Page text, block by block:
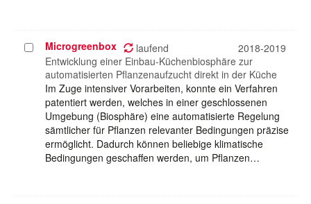
Projekt
auswählen
Microgreenbox laufend
2018-2019
Entwicklung einer Einbau-Küchenbiosphäre zur
automatisierten Pflanzenaufzucht direkt in der Küche
Im Zuge intensiver Vorarbeiten, konnte ein Verfahren
patentiert werden, welches in einer geschlossenen
Umgebung (Biosphäre) eine automatisierte Regelung
sämtlicher für Pflanzen relevanter Bedingungen präzise
ermöglicht. Dadurch können beliebige klimatische
Bedingungen geschaffen werden, um Pflanzen…